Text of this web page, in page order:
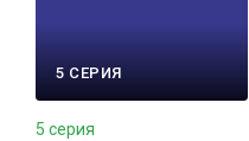
5 СЕРИЯ
5 серия